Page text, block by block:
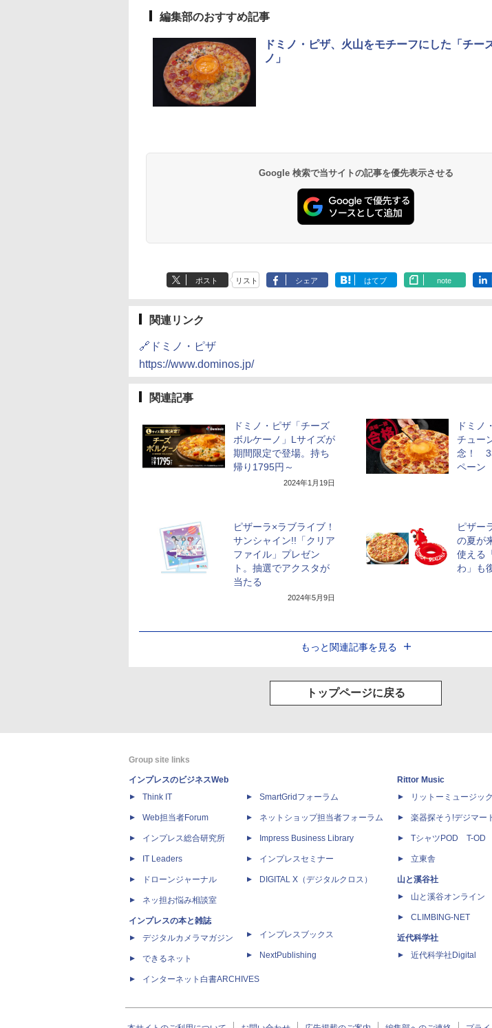
1
ベクション 2段調理 ホ
2
し 二人暮らし フラット
自動メニュー19種搭載
角皿付き ブラック
￥19,990
3
15L 一人暮らし 二人暮
ットテーブル トースト
機能 自動メニュー33種
簡単お手入れ ブラック
YRZ-WF150TV(B)
￥26,800
窯ドーム ER-D80A(K)
理 フラットテーブル
電子レンジ 赤外線セン
サー ノンフライ調理
簡単お手入れ 小型 新
生活 一人暮らし 二人
￥34,546
編集部のおすすめ記事
ドミノ・ピザ、火山をモチーフにした「チー
ノ」
Google 検索で当サイトの記事を優先表示させる
ポスト リスト シェア はてブ note
関連リンク
🔗ドミノ・ピザ
https://www.dominos.jp/
関連記事
ドミノ・ピザ「チーズ
ボルケーノ」Lサイズが
期間限定で登場。持ち
帰り1795円～
2024年1月19日
ドミノ
チュー
念！
ペーン
ピザーラ×ラブライブ！
サンシャイン!!「クリア
ファイル」プレゼン
ト。抽選でアクスタが
当たる
2024年5月9日
ピザー
の夏が
使える
わ」も
もっと関連記事を見る
トップページに戻る
Group site links
インプレスのビジネスWeb
Think IT
Web担当者Forum
インプレス総合研究所
IT Leaders
ドローンジャーナル
ネッ担お悩み相談室
インプレスの本と雑誌
デジタルカメラマガジン
できるネット
インターネット白書ARCHIVES
SmartGridフォーラム
ネットショップ担当者フォーラム
Impress Business Library
インプレスセミナー
DIGITAL X（デジタルクロス）
インプレスブックス
NextPublishing
Rittor Music
リットーミュージック
楽器探そう!デジマー
TシャツPOD T-OD
立東舎
山と溪谷社
山と溪谷オンライン
CLIMBING-NET
近代科学社
近代科学社Digital